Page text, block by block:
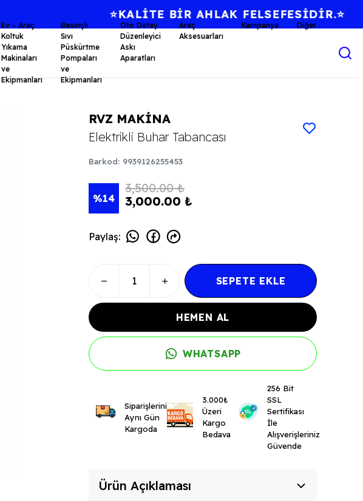
Ev - Araç
Koltuk
Yıkama
Makinaları
ve
Ekipmanları
Basınçlı
Sıvı
Püskürtme
Pompaları
ve
Ekipmanları
Oto Detay
Düzenleyici
Askı
Aparatları
Araç
Aksesuarları
Kampanya Diğer
RVZ MAKİNA
Elektrikli Buhar Tabancası
Barkod: 9939126255453
%14
3,500.00 ₺
3,000.00 ₺
Paylaş:
SEPETE EKLE
HEMEN AL
WHATSAPP
Siparişleriniz
Aynı Gün
Kargoda
3.000₺
Üzeri
Kargo
Bedava
256 Bit
SSL
Sertifikası
İle
Alışverişleriniz
Güvende
Ürün Açıklaması